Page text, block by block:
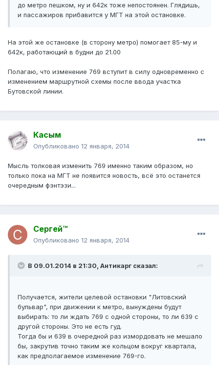
до метро пешком, ну и 642к тоже непостоянен. Глядишь,
и пассажиров прибавится у МГТ на этой остановке.
На этой же остановке (в сторону метро) помогает 85-му и
642к, работающий в будни до 21.00
Полагаю, что изменение 769 вступит в силу одновременно с
изменением маршрутной схемы после ввода участка
Бутовской линии.
Касым
Опубликовано 12 января, 2014
Мысль толковая изменить 769 именно таким образом, но
только пока на МГТ не появится новость, всё это останется
очередным фэнтэзи...
Сергей™
Опубликовано 12 января, 2014
В 09.01.2014 в 21:30, Антикарг сказал:
Получается, жители целевой остановки "Литовский
бульвар", при движении к метро, вынуждены будут
выбирать: то ли ждать 769 с одной стороны, то ли 639 с
другой стороны. Это не есть гуд.
Тогда бы и 639 в очередной раз измордовать не мешало
бы, закрутив точно таким же кольцом вокруг квартала,
как предполагаемое изменение 769-го.